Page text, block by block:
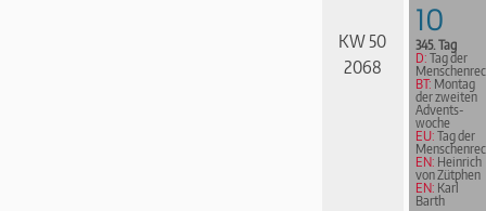
KW 50
2068
10
345. Tag
D: Tag der
BT: Montag
der zweiten
Advents­
woche
EU: Tag der
EN: Heinrich
von Zütphen
EN: Karl
Barth